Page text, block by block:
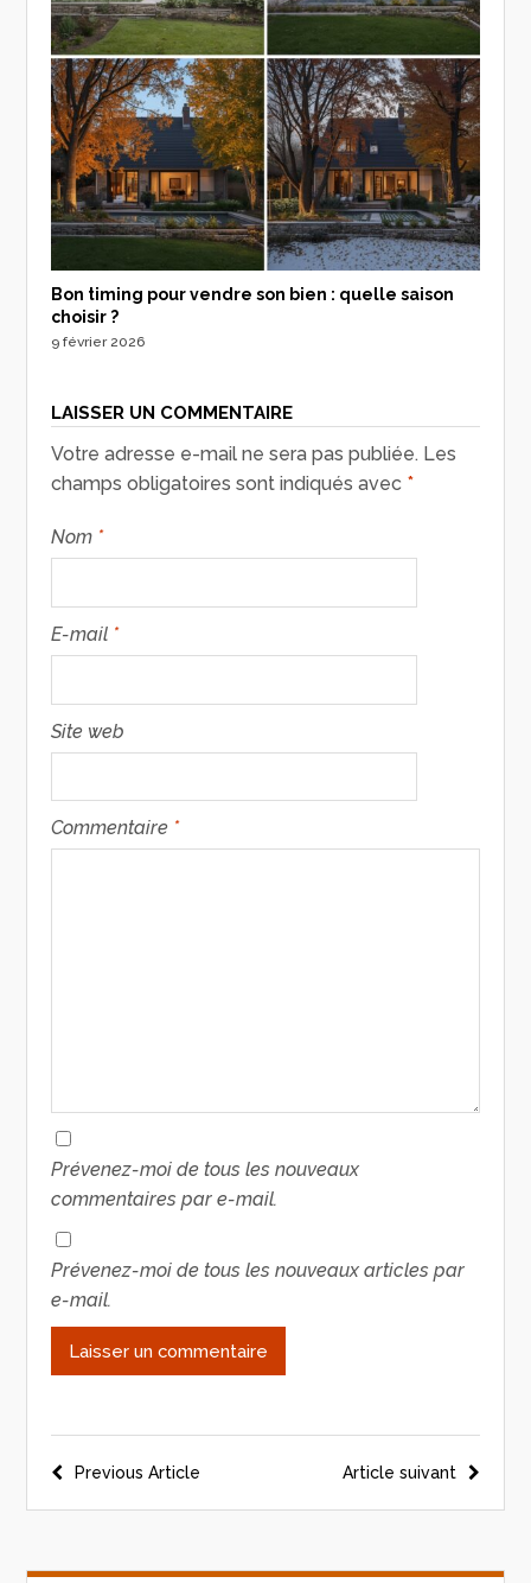
Bon timing pour vendre son bien : quelle saison
choisir ?
9 février 2026
LAISSER UN COMMENTAIRE
Votre adresse e-mail ne sera pas publiée. Les
champs obligatoires sont indiqués avec *
Nom *
E-mail *
Site web
Commentaire *
Prévenez-moi de tous les nouveaux
commentaires par e-mail.
Prévenez-moi de tous les nouveaux articles par
e-mail.
Article suivant
Previous Article